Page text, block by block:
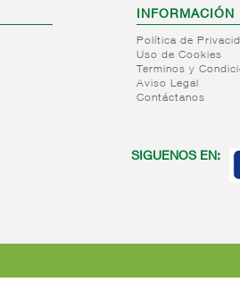
INFORMACIÓN
Política de
Uso de Cookies
Terminos y
Aviso Legal
Contáctanos
SIGUENOS EN: